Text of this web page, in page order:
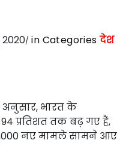
in Categories देश
भारत के
प्रतिशत तक बढ़ गए हैं,
नए मामले सामने आए